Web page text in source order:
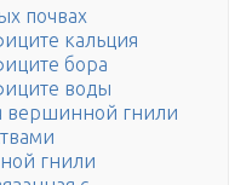
почвах
кальция
бора
воды
вершинной гнили
гнили